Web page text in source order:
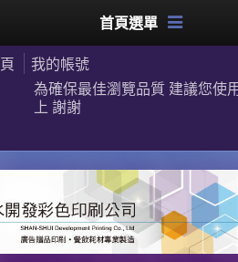
首頁選單
我的帳號
為確保最佳瀏覽品質 建議您使
上 謝謝